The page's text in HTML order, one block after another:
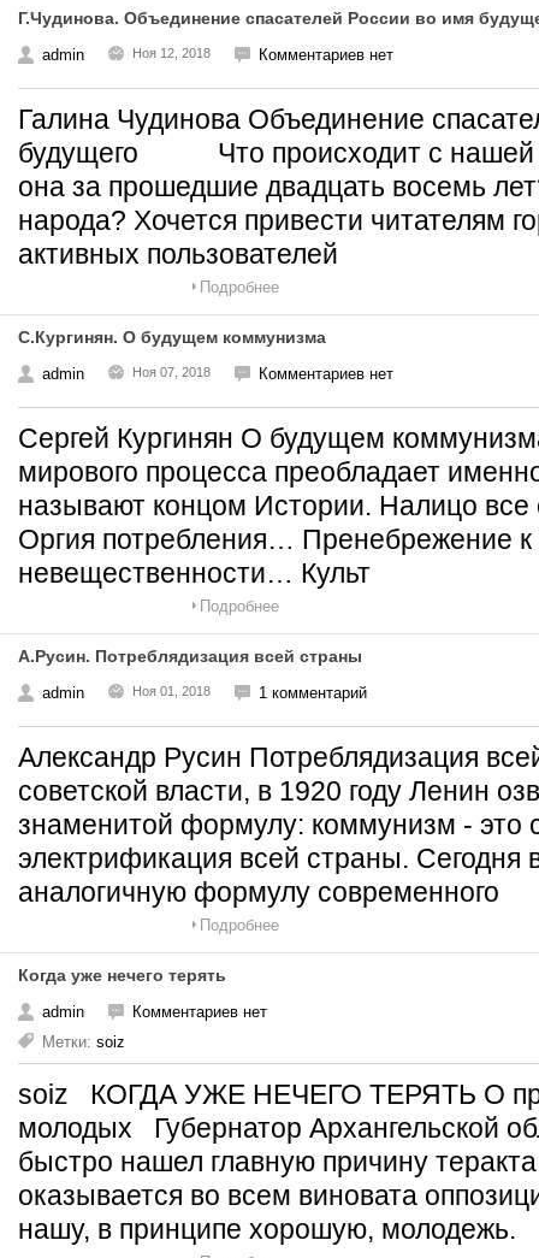
Г.Чудинова. Объединение спасателей России во имя
admin Ноя 12, 2018 Комментариев нет
Галина Чудинова Объединение
будущего Что происходит с нашей
она за прошедшие двадцать восемь
народа? Хочется привести читателям
активных пользователей
Подробнее
С.Кургинян. О будущем коммунизма
admin Ноя 07, 2018 Комментариев нет
Сергей Кургинян О будущем
мирового процесса преобладает
называют концом Истории. Налицо все
Оргия потребления… Пренебрежение к
невещественности… Культ
Подробнее
А.Русин. Потреблядизация всей страны
admin Ноя 01, 2018 1 комментарий
Александр Русин Потреблядизация
советской власти, в 1920 году Ленин
знаменитой формулу: коммунизм - это
электрификация всей страны. Сегодня
аналогичную формулу современного
Подробнее
Когда уже нечего терять
admin
Комментариев нет
Метки: soiz
soiz КОГДА УЖЕ НЕЧЕГО ТЕРЯТЬ О
молодых Губернатор Архангельской
быстро нашел главную причину
оказывается во всем виновата
нашу, в принципе хорошую, молодежь.